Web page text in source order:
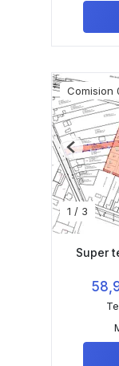
Comision
1 / 3
Previous
Super